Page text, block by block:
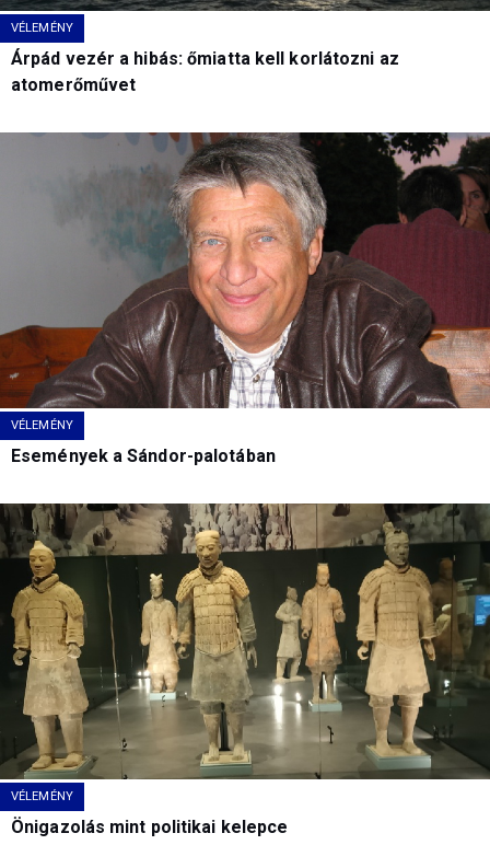
VÉLEMÉNY
Árpád vezér a hibás: őmiatta kell korlátozni az
atomerőművet
VÉLEMÉNY
Események a Sándor-palotában
VÉLEMÉNY
Önigazolás mint politikai kelepce